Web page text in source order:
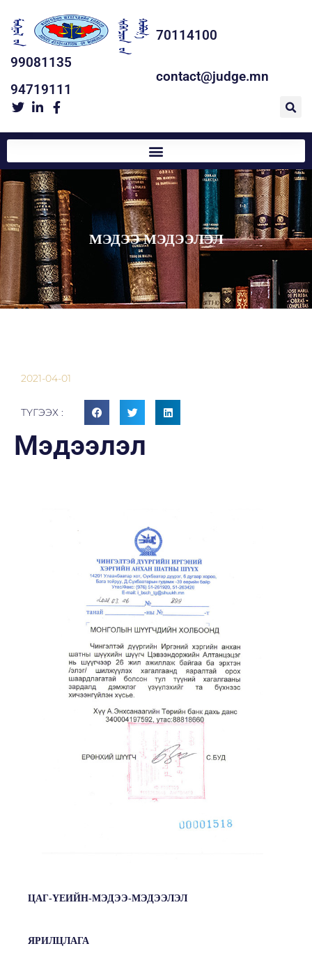
70114100
99081135
94719111
contact@judge.mn
МЭДЭЭ МЭДЭЭЛЭЛ
2021-04-01
ТҮГЭЭХ :
Мэдээлэл
ЦАГ-ҮЕИЙН-МЭДЭЭ-МЭДЭЭЛЭЛ
ЯРИЛЦЛАГА